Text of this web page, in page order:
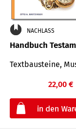
NACHLASS
Handbuch
Textbausteine,
22,00 €